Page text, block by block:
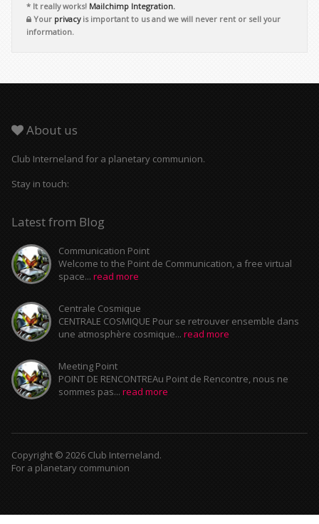
* It really works! Mailchimp Integration.
Your privacyis important to us and we will never rent or sell your
information.
About us
Club Interneland for a planetary communion.
Stay in touch:
Latest from Blog
Communication Point
Welcome to the Point de Communication, a free virtual
space... read more
Centrale Cosmique
CENTRALE COSMIQUE Pour se retrouver ensemble dans
une atmosphère cosmique... read more
Meeting Point
POINT DE RENCONTREAu Point de Rencontre, nous ne
sommes pas... read more
Copyright © 2026 Club Interneland.
For a planetary communion